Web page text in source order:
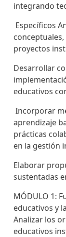
integrando
Específicos
proyectos
Desarrollar
educativos
Incorporar
aprendizaje
prácticas
en la gestión
Elaborar
sustentadas
MÓDULO 1:
educativos y
Analizar los
educativos